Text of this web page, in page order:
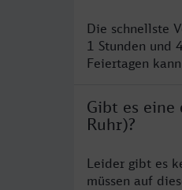
Die schnellste
1 Stunden und
Feiertagen
Gibt es eine
Ruhr)?
Leider gibt es
müssen auf